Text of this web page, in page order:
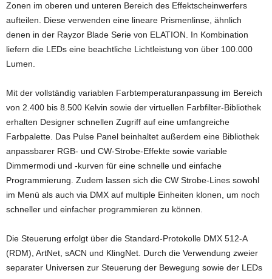
Zonen im oberen und unteren Bereich des Effektscheinwerfers
aufteilen. Diese verwenden eine lineare Prismenlinse, ähnlich
denen in der Rayzor Blade Serie von ELATION. In Kombination
liefern die LEDs eine beachtliche Lichtleistung von über 100.000
Lumen.
Mit der vollständig variablen Farbtemperaturanpassung im Bereich
von 2.400 bis 8.500 Kelvin sowie der virtuellen Farbfilter-Bibliothek
erhalten Designer schnellen Zugriff auf eine umfangreiche
Farbpalette. Das Pulse Panel beinhaltet außerdem eine Bibliothek
anpassbarer RGB- und CW-Strobe-Effekte sowie variable
Dimmermodi und -kurven für eine schnelle und einfache
Programmierung. Zudem lassen sich die CW Strobe-Lines sowohl
im Menü als auch via DMX auf multiple Einheiten klonen, um noch
schneller und einfacher programmieren zu können.
Die Steuerung erfolgt über die Standard-Protokolle DMX 512-A
(RDM), ArtNet, sACN und KlingNet. Durch die Verwendung zweier
separater Universen zur Steuerung der Bewegung sowie der LEDs